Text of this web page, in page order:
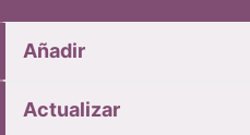
Añadir
Actualizar